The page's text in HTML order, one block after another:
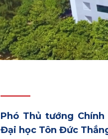
Phó Thủ tướng
Đại học Tôn Đức